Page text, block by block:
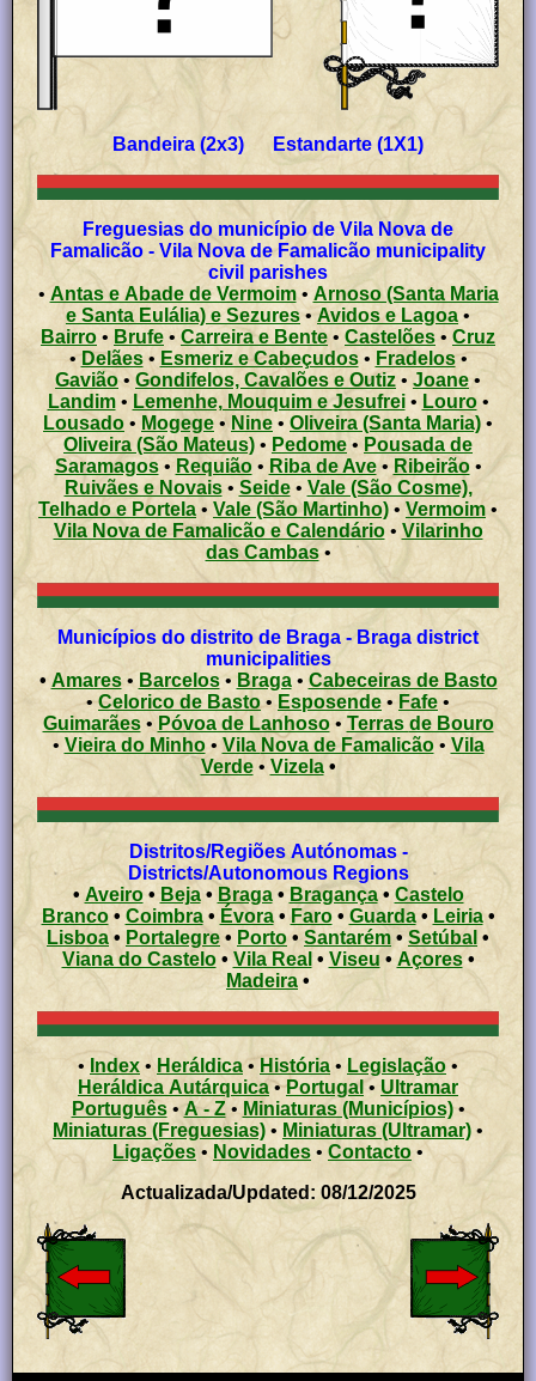
Bandeira (2x3) Estandarte (1X1)
Freguesias do município de Vila Nova de
Famalicão - Vila Nova de Famalicão municipality
civil parishes
•Antas e Abade de Vermoim• Arnoso (Santa Maria
e Santa Eulália) e Sezures• Avidos e Lagoa •
Bairro • Brufe • Carreira e Bente • Castelões • Cruz
•Delães• Esmeriz e Cabeçudos • Fradelos•
Gavião• Gondifelos, Cavalões e Outiz • Joane•
Landim• Lemenhe, Mouquim e Jesufrei• Louro•
Lousado • Mogege • Nine • Oliveira (Santa Maria) •
Oliveira (São Mateus) • Pedome • Pousada de
Saramagos• Requião• Riba de Ave• Ribeirão•
Ruivães e Novais• Seide• Vale (São Cosme),
Telhado e Portela • Vale (São Martinho) • Vermoim •
Vila Nova de Famalicão e Calendário• Vilarinho
das Cambas•
Municípios do distrito de Braga - Braga district
municipalities
• Amares• Barcelos•Braga• Cabeceiras de Basto
•
Celorico de Basto• Esposende• Fafe •
Guimarães• Póvoa de Lanhoso•
Terras de Bouro
• Vieira do Minho• Vila Nova de Famalicão• Vila
Verde• Vizela•
Distritos/Regiões Autónomas -
Districts/Autonomous Regions
• Aveiro• Beja• Braga•Bragança• Castelo
Branco• Coimbra• Évora• Faro• Guarda• Leiria•
Lisboa • Portalegre • Porto • Santarém •Setúbal •
Viana do Castelo•Vila Real • Viseu •Açores •
Madeira •
• Index • Heráldica• História • Legislação •
Heráldica Autárquica•Portugal • Ultramar
Português• A - Z• Miniaturas (Municípios)•
Miniaturas (Freguesias) • Miniaturas (Ultramar) •
Ligações • Novidades • Contacto •
Actualizada/Updated: 08/12/2025